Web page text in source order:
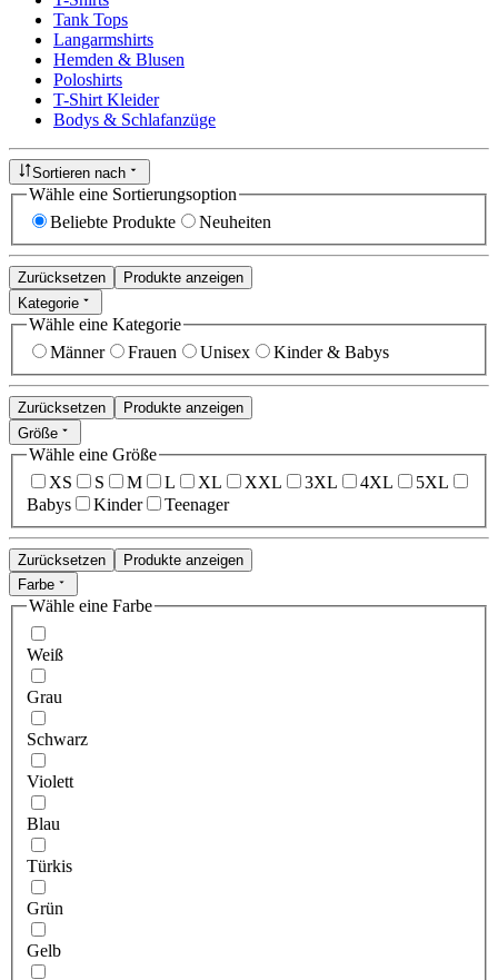
Tank Tops
Langarmshirts
Hemden & Blusen
Poloshirts
T-Shirt Kleider
Bodys & Schlafanzüge
Sortieren nach
Wähle eine Sortierungsoption
Beliebte Produkte
Neuheiten
Zurücksetzen
Produkte anzeigen
Kategorie
Wähle eine Kategorie
Männer
Frauen Unisex Kinder & Babys
Zurücksetzen
Produkte anzeigen
Größe
Wähle eine Größe
XS
S M L XL XXL 3XL 4XL
5XL
Babys
Kinder Teenager
Zurücksetzen
Produkte anzeigen
Farbe
Wähle eine Farbe
Weiß
Grau
Schwarz
Violett
Blau
Türkis
Grün
Gelb